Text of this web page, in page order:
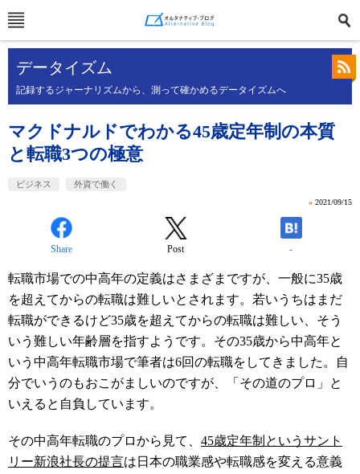
データイズム
記録するジャーナリズムから、測って確かめるデータイズムへ
マクドナルドでわかる45歳定年制の本質
と転職3つの極意
ビジネス 外資で働く
» 2021/09/15
Share Post -
転職市場での中高年の定義はさまざまですが、一般に35歳
を超えてからの転職は難しいとされます。若いうちはまだ
転職ができるけど35歳を超えてからの転職は難しい、そう
いう難しい年齢層を指すようです。その35歳から中高年と
いう中高年転職市場で筆者は6回の転職をしてきました。自
分でいうのもおこがましいのですが、「その道のプロ」と
いえると自負しています。
その中高年転職のプロから見て、 45歳定年制というサント
リー新浪社長の提言は日本の職業感や転職感を変える意義